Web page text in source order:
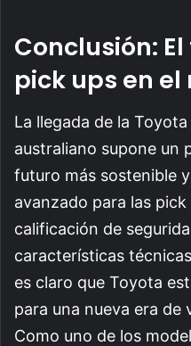
Conclusión:
pick ups en
La llegada de la
australiano supone un
futuro más sostenible
avanzado para las
calificación de
características
es claro que Toyota
para una nueva era de
Como uno de los